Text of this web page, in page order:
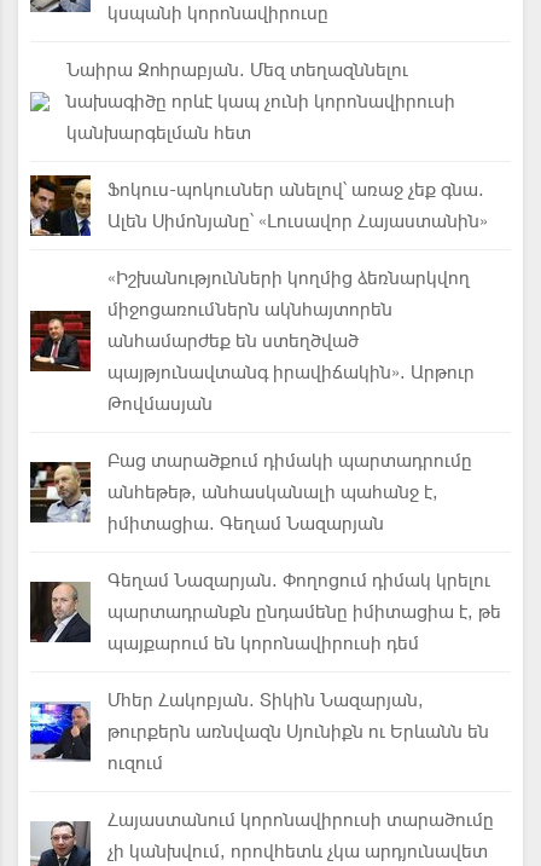
կսպանի կորոնավիրուսը
Նաիրա Զոհրաբյան. Մեզ տեղազննելու
նախագիծը որևէ կապ չունի կորոնավիրուսի
կանխարգելման հետ
Ֆոկուս-պոկուսներ անելով՝ առաջ չեք գնա.
Ալեն Սիմոնյանը՝ «Լուսավոր Հայաստանին»
«Իշխանությունների կողմից ձեռնարկվող
միջոցառումներն ակնհայտորեն
անհամարժեք են ստեղծված
պայթյունավտանգ իրավիճակին». Արթուր
Թովմասյան
Բաց տարածքում դիմակի պարտադրումը
անհեթեթ, անհասկանալի պահանջ է,
իմիտացիա. Գեղամ Նազարյան
Գեղամ Նազարյան. Փողոցում դիմակ կրելու
պարտադրանքն ընդամենը իմիտացիա է, թե
պայքարում են կորոնավիրուսի դեմ
Մհեր Հակոբյան. Տիկին Նազարյան,
թուրքերն առնվազն Սյունիքն ու Երևանն են
ուզում
Հայաստանում կորոնավիրուսի տարածումը
չի կանխվում, որովհետև չկա արդյունավետ